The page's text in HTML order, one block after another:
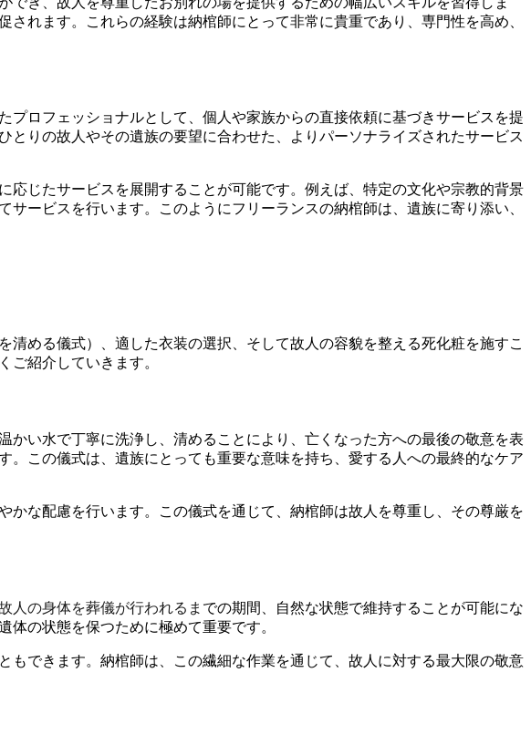
れます。これらの経験は納棺師にとって非常に貴重であり、専門性を高め、
ロフェッショナルとして、個人や家族からの直接依頼に基づきサービスを提
りの故人やその遺族の要望に合わせた、よりパーソナライズされたサービス
じたサービスを展開することが可能です。例えば、特定の文化や宗教的背景
ービスを行います。このようにフリーランスの納棺師は、遺族に寄り添い、
める儀式）、適した衣装の選択、そして故人の容貌を整える死化粧を施すこ
ご紹介していきます。
い水で丁寧に洗浄し、清めることにより、亡くなった方への最後の敬意を表
この儀式は、遺族にとっても重要な意味を持ち、愛する人への最終的なケア
な配慮を行います。この儀式を通じて、納棺師は故人を尊重し、その尊厳を
の身体を葬儀が行われるまでの期間、自然な状態で維持することが可能にな
の状態を保つために極めて重要です。
できます。納棺師は、この繊細な作業を通じて、故人に対する最大限の敬意